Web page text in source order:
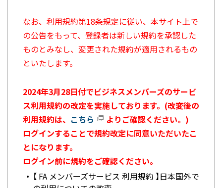
なお、利用規約第18条規定に従い、本サイト上で
の公告をもって、登録者は新しい規約を承認した
ものとみなし、変更された規約が適用されるもの
といたします。
2024年3月28日付でビジネスメンバーズのサービ
ス利用規約の改定を実施しております。(改変後の
利用規約は、 こちら
よりご確認ください。)
ログインすることで規約改定に同意いただいたこ
とになります。
ログイン前に規約をご確認ください。
【 FA メンバーズサービス 利用規約 】日本国外で